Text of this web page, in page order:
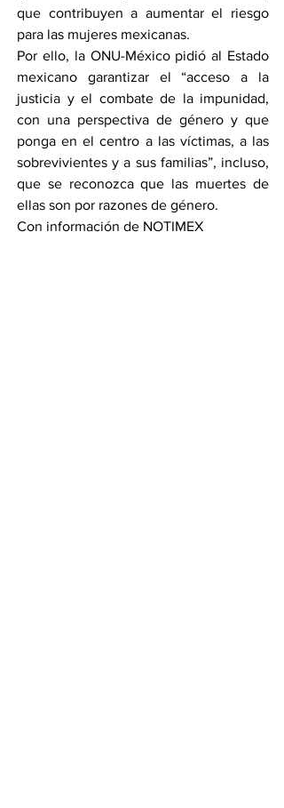
que contribuyen a aumentar el riesgo
para las mujeres mexicanas.
Por ello, la ONU-México pidió al Estado
mexicano garantizar el “acceso a la
justicia y el combate de la impunidad,
con una perspectiva de género y que
ponga en el centro a las víctimas, a las
sobrevivientes y a sus familias”, incluso,
que se reconozca que las muertes de
ellas son por razones de género.
Con información de NOTIMEX